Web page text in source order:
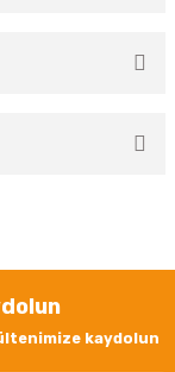
kaydolun